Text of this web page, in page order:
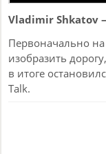
Vladimir Shkatov
Первоначально
изобразить
в итоге
Talk.